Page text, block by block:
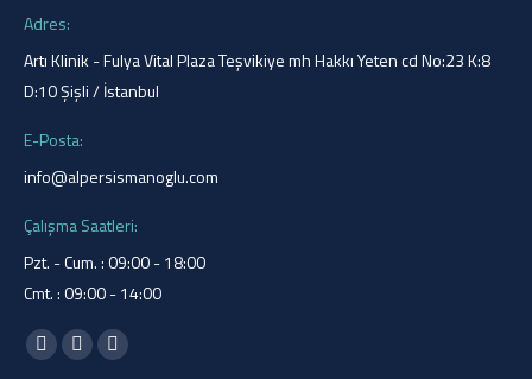
Adres:
Artı Klinik - Fulya Vital Plaza Teşvikiye mh Hakkı Yeten cd No:23 K:8
D:10 Şişli / İstanbul
E-Posta:
info@alpersismanoglu.com
Çalışma Saatleri:
Pzt. - Cum. : 09:00 - 18:00
Cmt. : 09:00 - 14:00
Find us on:
Facebook
YouTubeInstagram